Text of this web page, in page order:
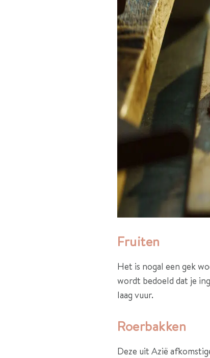
Fruiten
Het is nogal een gek
wordt bedoeld dat je
laag vuur.
Roerbakken
Deze uit Azië